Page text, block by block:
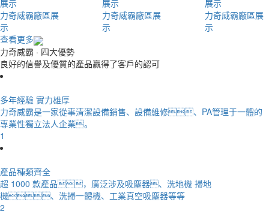
力奇威霸廠區展
示
力奇威霸廠區展
示
力奇威霸廠區展
示
查看更多
力奇威霸 · 四大優勢
良好的信譽及優質的產品贏得了客戶的認可
多年經驗 實力雄厚
力奇威霸是一家從事清潔設備銷售、設備維修、PA管理于一體的
專業性獨立法人企業。
1
產品種類齊全
超 1000 款產品，廣泛涉及吸塵器、洗地機 掃地
機、洗掃一體機、工業真空吸塵器等等
2